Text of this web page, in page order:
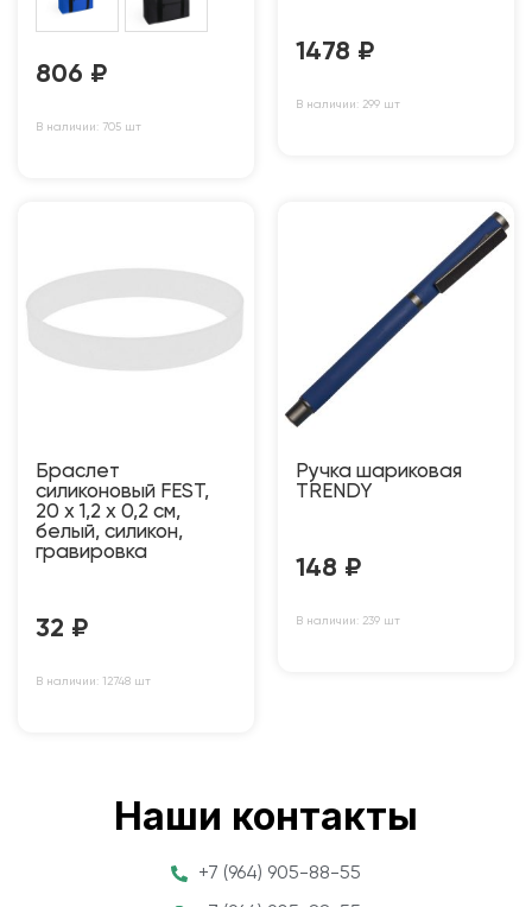
806 ₽
В наличии: 705 шт
1478 ₽
В наличии: 299 шт
Браслет
силиконовый FEST,
20 x 1,2 x 0,2 см,
белый, силикон,
гравировка
32 ₽
В наличии: 12748 шт
Ручка шариковая
TRENDY
148 ₽
В наличии: 239 шт
Наши контакты
+7 (964) 905-88-55